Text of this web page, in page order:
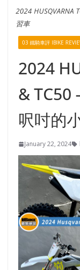
2024 HUSQVARNA
習車
03 鐵騎車評 IBIKE
2024
& TC50
呎吋的
January 22, 2024